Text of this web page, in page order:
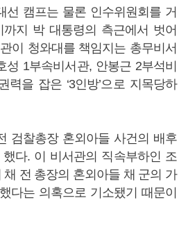
선 캠프는 물론 인수위원회를 거
지 박 대통령의 측근에서 벗어
이 청와대를 책임지는 총무비서
1부속비서관, 안봉근 2부석비
력을 잡은 ‘3인방’으로 지목당하
검찰총장 혼외아들 사건의 배후
다. 이 비서관의 직속부하인 조
전 총장의 혼외아들 채 군의 가
다는 의혹으로 기소됐기 때문이